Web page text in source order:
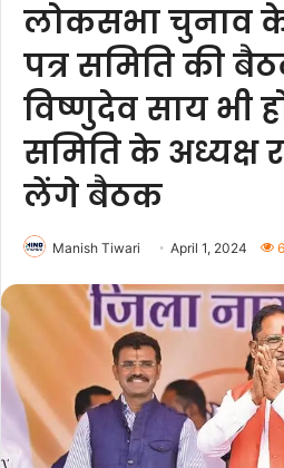
लोकसभा चुनाव
पत्र समिति की
विष्णुदेव साय भी
समिति के अध्यक्ष
लेंगे बैठक
Manish Tiwari April 1, 2024